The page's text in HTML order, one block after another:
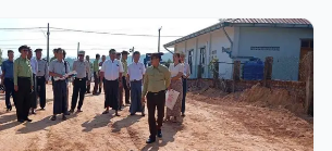
ာနဆိုင်ရာတာဝန်ရှိသူများနှင့်အတူ တက်ရောက်
ရရှိပါသည်။